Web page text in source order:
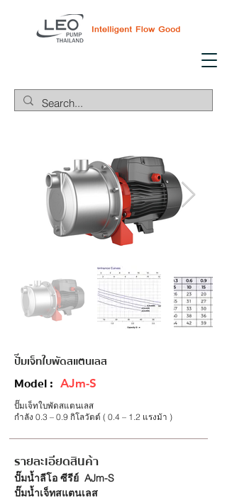
ปั๊มเจ็ทใบพัดสแตนเลส
Model : AJm-S
ปั๊มเจ็ทใบพัดสแตนเลส
กำลัง 0.3 – 0.9 กิโลวัตต์ ( 0.4 – 1.2 แรงม้า )
รายละเอียดสินค้า
ปั๊มน้ำลีโอ ซีรีย์  AJm-S
ปั๊มน้ำเจ็ทสแตนเลส